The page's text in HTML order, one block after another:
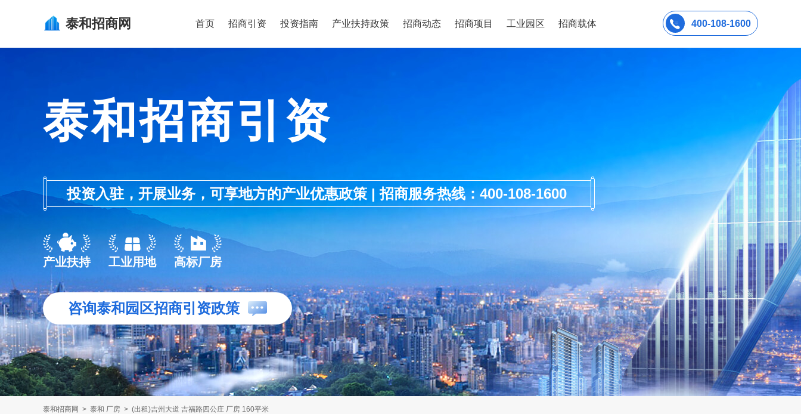
泰和招商网 首页 招商引资 投资指南 产业扶持政策 招商动态 招商项目 工业园区 招商载体 400-108-1600
泰和招商引资
投资入驻，开展业务，可享地方的产业优惠政策 | 招商服务热线：400-108-1600
产业扶持 工业用地 高标厂房
咨询泰和园区招商引资政策
泰和招商网 > 泰和 厂房 > (出租)吉州大道 吉福路四公庄 厂房 160平米